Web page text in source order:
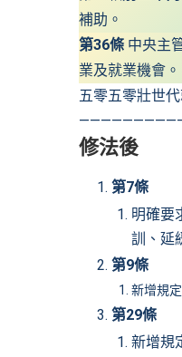
補助。
第36條 中央主
業及就業機會。
五零五零壯世
修法後
第7條
明確要
訓、延
第9條
新增規
第29條
新增規